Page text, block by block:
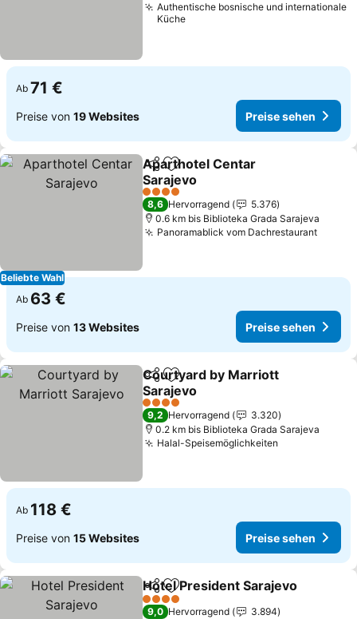
Authentische bosnische und internationale
Küche
Ab 71 €
Preise von 19 Websites Preise sehen
Beliebte Wahl
TeilenZu Favoriten hinzufügen
Aparthotel Centar
Sarajevo
Preise sehen
4 Sterne
8,6 Hervorragend
5.376
0.6 km bis Biblioteka Grada Sarajeva
Panoramablick vom DachrestaurantPreise
Ab 63 €
Preise von 13 Websites Preise sehen
TeilenZu Favoriten hinzufügen
Courtyard by Marriott
Sarajevo
Preise sehen
4 Sterne
9,2 Hervorragend
3.320
0.2 km bis Biblioteka Grada Sarajeva
Halal-Speisemöglichkeiten
Ab 118 €
Preise von 15 Websites Preise sehen
TeilenZu Favoriten hinzufügen
Hotel President Sarajevo
4 Sterne
9,0 Hervorragend
3.894